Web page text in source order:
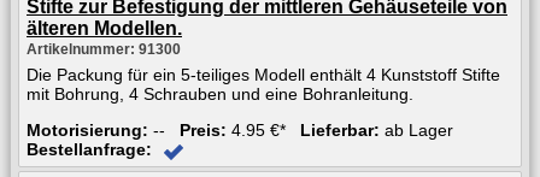
Stifte zur Befestigung der mittleren Gehäuseteile von
älteren Modellen.
Artikelnummer: 91300
Die Packung für ein 5-teiliges Modell enthält 4 Kunststoff Stifte
mit Bohrung, 4 Schrauben und eine Bohranleitung.
Motorisierung: -- Preis: 4.95 €* Lieferbar: ab Lager
Bestellanfrage: